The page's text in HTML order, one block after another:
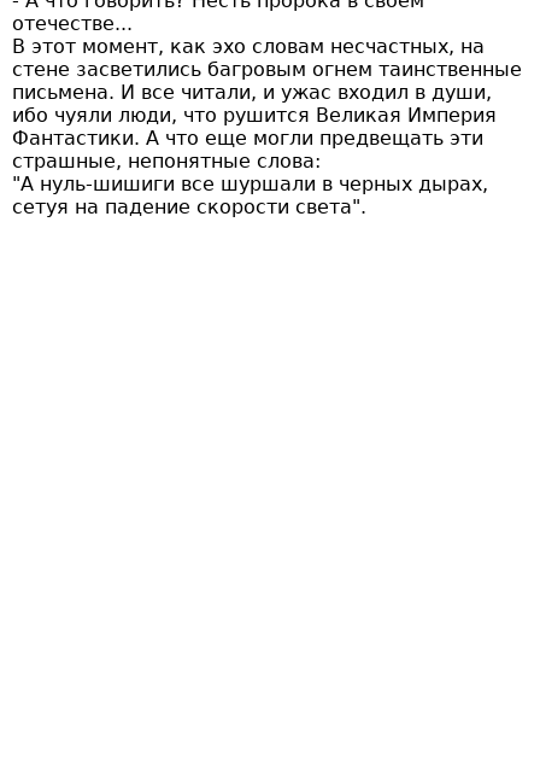
отечестве...
В этот момент, как эхо словам несчастных, на
стене засветились багровым огнем таинственные
письмена. И все читали, и ужас входил в души,
ибо чуяли люди, что рушится Великая Империя
Фантастики. А что еще могли предвещать эти
страшные, непонятные слова:
"А нуль-шишиги все шуршали в черных дырах,
сетуя на падение скорости света".